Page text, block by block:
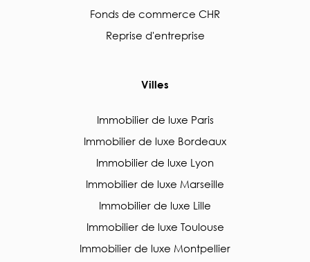
Fonds de commerce CHR
Reprise d'entreprise
Villes
Immobilier de luxe Paris
Immobilier de luxe Bordeaux
Immobilier de luxe Lyon
Immobilier de luxe Marseille
Immobilier de luxe Lille
Immobilier de luxe Toulouse
Immobilier de luxe Montpellier